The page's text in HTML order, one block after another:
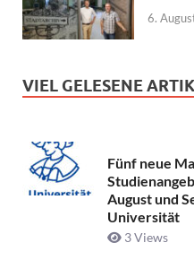
6.
VIEL GELESENE
Fünf neue
August und
Universität
3 Views